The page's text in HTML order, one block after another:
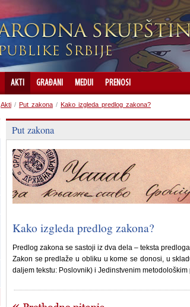
AKTI GRAĐANI MEDIJI PRENOSI
Akti / Put zakona / Kako izgleda predlog zakona?
Put zakona
Kako izgleda predlog zakona?
Predlog zakona se sastoji iz dva dela – teksta
Zakon se predlaže u obliku u kome se donosi, u
daljem tekstu: Poslovnik) i Jedinstvenim